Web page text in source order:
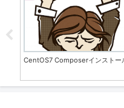
【Blender】ループカットの分割